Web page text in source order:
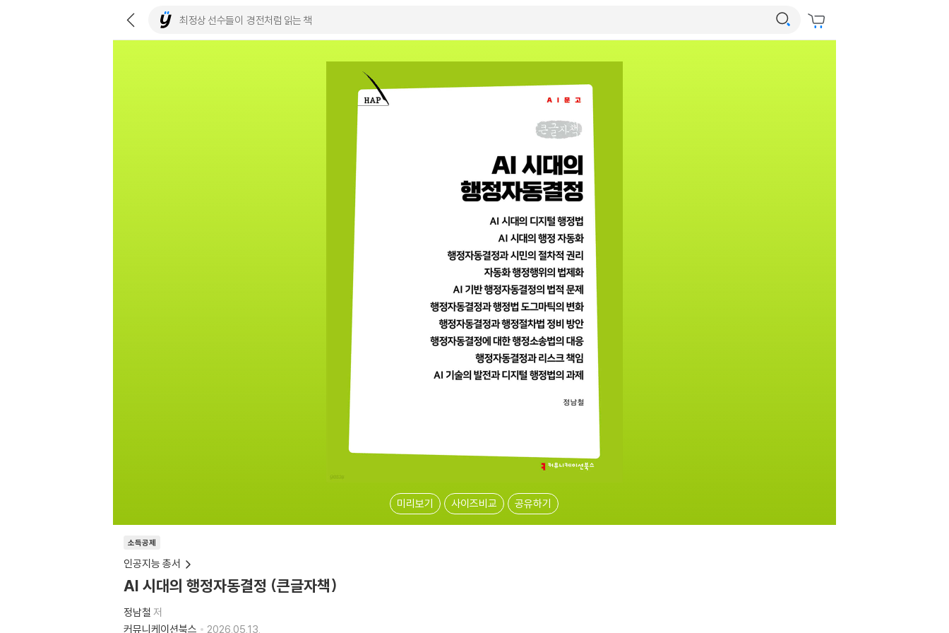
미리보기 사이즈비교 공유하기
소득공제
인공지능 총서
AI 시대의 행정자동결정 (큰글자책)
정남철 저
커뮤니케이션북스
2026.05.13.